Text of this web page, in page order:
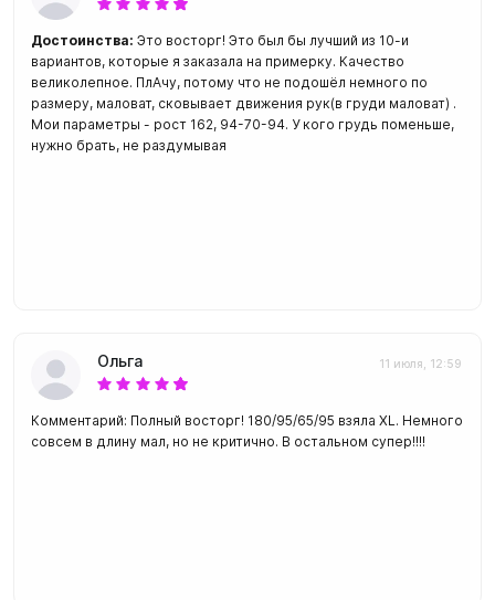
Достоинства: Это восторг! Это был бы лучший из 10-и
вариантов, которые я заказала на примерку. Качество
великолепное. ПлАчу, потому что не подошёл немного по
размеру, маловат, сковывает движения рук(в груди маловат) .
Мои параметры - рост 162, 94-70-94. У кого грудь поменьше,
нужно брать, не раздумывая
Ольга 11 июля, 12:59
Комментарий: Полный восторг! 180/95/65/95 взяла XL. Немного
совсем в длину мал, но не критично. В остальном супер!!!!